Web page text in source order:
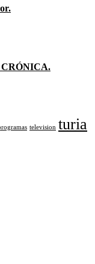
CRÓNICA.
television turia